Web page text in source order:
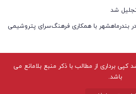
تجلیل شد
بندرماهشهر با همکاری فرهنگ‌سرای پتروشیمی
برداری از مطالب با ذکر منبع بلامانع می
باشد.